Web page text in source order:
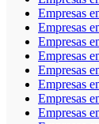
Empresas
Empresas
Empresas
Empresas
Empresas
Empresas
Empresas
Empresas